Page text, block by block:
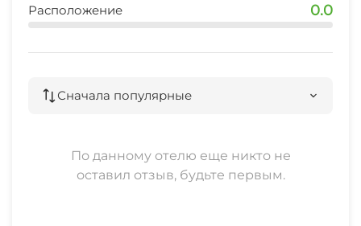
Расположение 0.0
Сначала популярные
По данному отелю еще никто не
оставил отзыв, будьте первым.